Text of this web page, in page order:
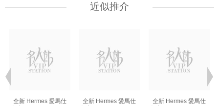
近似推介
全新 Hermes 愛馬仕
全新 Hermes 愛馬仕
全新 Hermes 愛馬仕